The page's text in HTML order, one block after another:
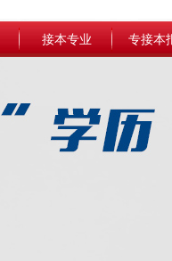
接本专业 专接本